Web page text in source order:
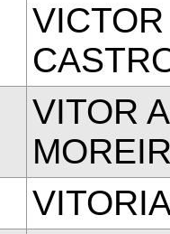
VITOR